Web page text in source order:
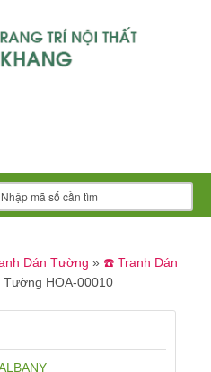
Dán Tường » ☎️ Tranh Dán
Tường HOA-00010